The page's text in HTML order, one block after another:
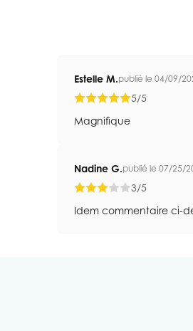
Estelle M.publié le 04/09/
5/5
Magnifique
Nadine G.publié le 07/25/
3/5
Idem commentaire ci-